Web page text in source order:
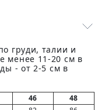
груди, талии и
менее 11-20 см в
- от 2-5 см в
46
48